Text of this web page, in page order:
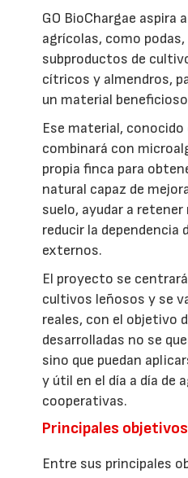
GO BioChargae aspira
agrícolas, como
subproductos de
cítricos y almendros,
un material
Ese material,
combinará con
propia finca para
natural capaz de
suelo, ayudar a retener
reducir la
externos.
El proyecto se
cultivos leñosos y se
reales, con el objetivo
desarrolladas no se
sino que puedan
y útil en el día a día de
cooperativas.
Principales objetivos
Entre sus principales